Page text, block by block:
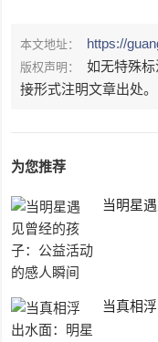
本文地址： https://
版权声明：
如无特殊
接形式注明文章出处。
为您推荐
当明星
当真相